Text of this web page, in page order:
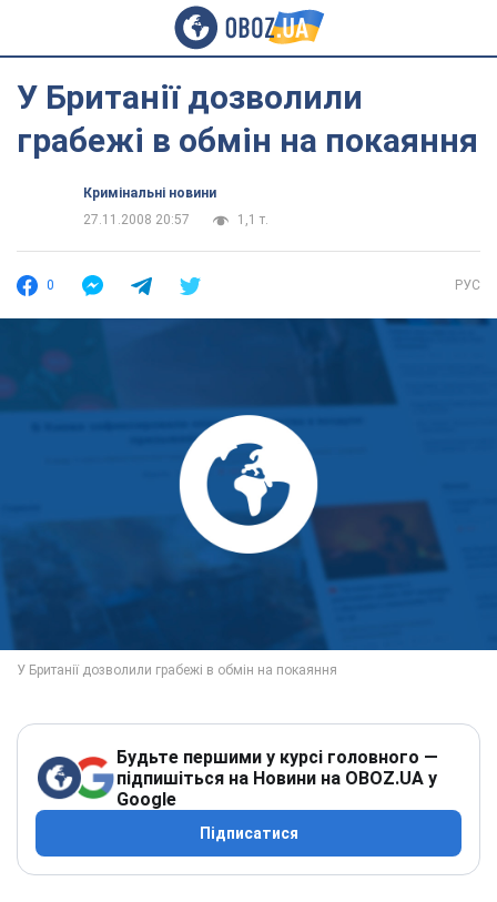
У Британії дозволили
грабежі в обмін на покаяння
Кримінальні новини
27.11.2008 20:57
1,1 т.
0 РУС
Будьте першими у курсі головного —
підпишіться на Новини на OBOZ.UA у
Google
Підписатися